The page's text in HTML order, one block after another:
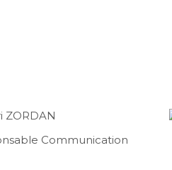
ZORDAN
Communication